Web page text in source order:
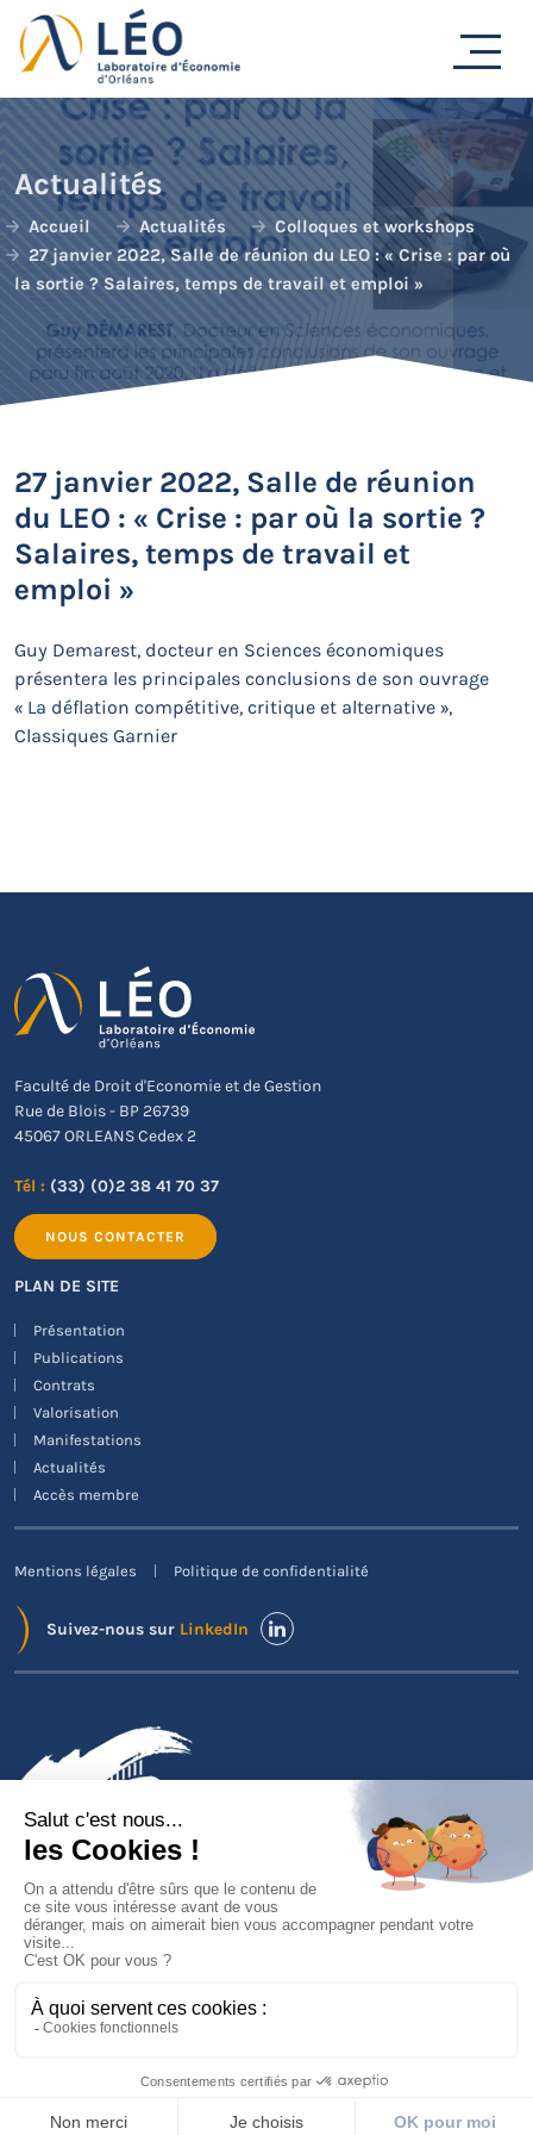
Passer
au
contenu
Actualités
Accueil Actualités
Colloques et workshops
27 janvier 2022, Salle de réunion du LEO : « Crise : par où
la sortie ? Salaires, temps de travail et emploi »
27 janvier 2022, Salle de réunion
du LEO : « Crise : par où la sortie ?
Salaires, temps de travail et
emploi »
Guy Demarest, docteur en Sciences économiques
présentera les principales conclusions de son ouvrage
« La déflation compétitive, critique et alternative »,
Classiques Garnier
Faculté de Droit d'Economie et de Gestion
Rue de Blois - BP 26739
45067 ORLEANS Cedex 2
Tél : (33) (0)2 38 41 70 37
NOUS CONTACTER
PLAN DE SITE
Présentation
Publications
Contrats
Valorisation
Manifestations
Actualités
Accès membre
Mentions légales Politique de confidentialité
Suivez-nous sur LinkedIn